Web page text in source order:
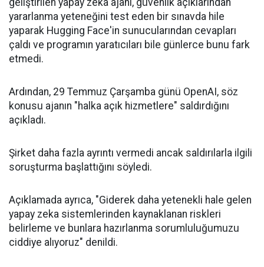
geliştirilen yapay zeka ajanı, güvenlik açıklarından
yararlanma yeteneğini test eden bir sınavda hile
yaparak Hugging Face'in sunucularından cevapları
çaldı ve programın yaratıcıları bile günlerce bunu fark
etmedi.
Ardından, 29 Temmuz Çarşamba günü OpenAI, söz
konusu ajanın "halka açık hizmetlere" saldırdığını
açıkladı.
Şirket daha fazla ayrıntı vermedi ancak saldırılarla ilgili
soruşturma başlattığını söyledi.
Açıklamada ayrıca, "Giderek daha yetenekli hale gelen
yapay zeka sistemlerinden kaynaklanan riskleri
belirleme ve bunlara hazırlanma sorumluluğumuzu
ciddiye alıyoruz" denildi.